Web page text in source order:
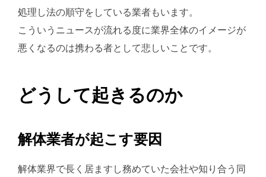
処理し法の順守をしている業者もいます。
こういうニュースが流れる度に業界全体のイメージが
悪くなるのは携わる者として悲しいことです。
どうして起きるのか
解体業者が起こす要因
解体業界で長く居ますし務めていた会社や知り合う同